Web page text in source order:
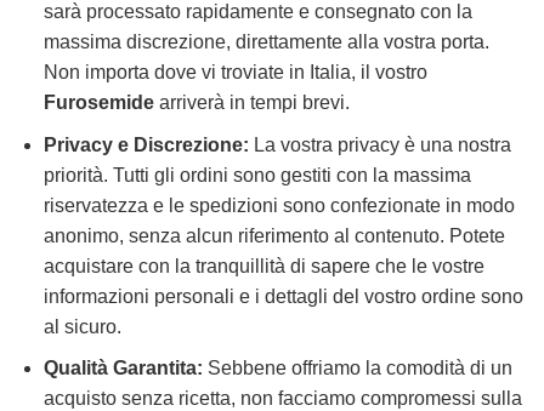
sarà processato rapidamente e consegnato con la
massima discrezione, direttamente alla vostra porta.
Non importa dove vi troviate in Italia, il vostro
Furosemidearriverà in tempi brevi.
Privacy e Discrezione: La vostra privacy è una nostra
priorità. Tutti gli ordini sono gestiti con la massima
riservatezza e le spedizioni sono confezionate in modo
anonimo, senza alcun riferimento al contenuto. Potete
acquistare con la tranquillità di sapere che le vostre
informazioni personali e i dettagli del vostro ordine sono
al sicuro.
Qualità Garantita: Sebbene offriamo la comodità di un
acquisto senza ricetta, non facciamo compromessi sulla